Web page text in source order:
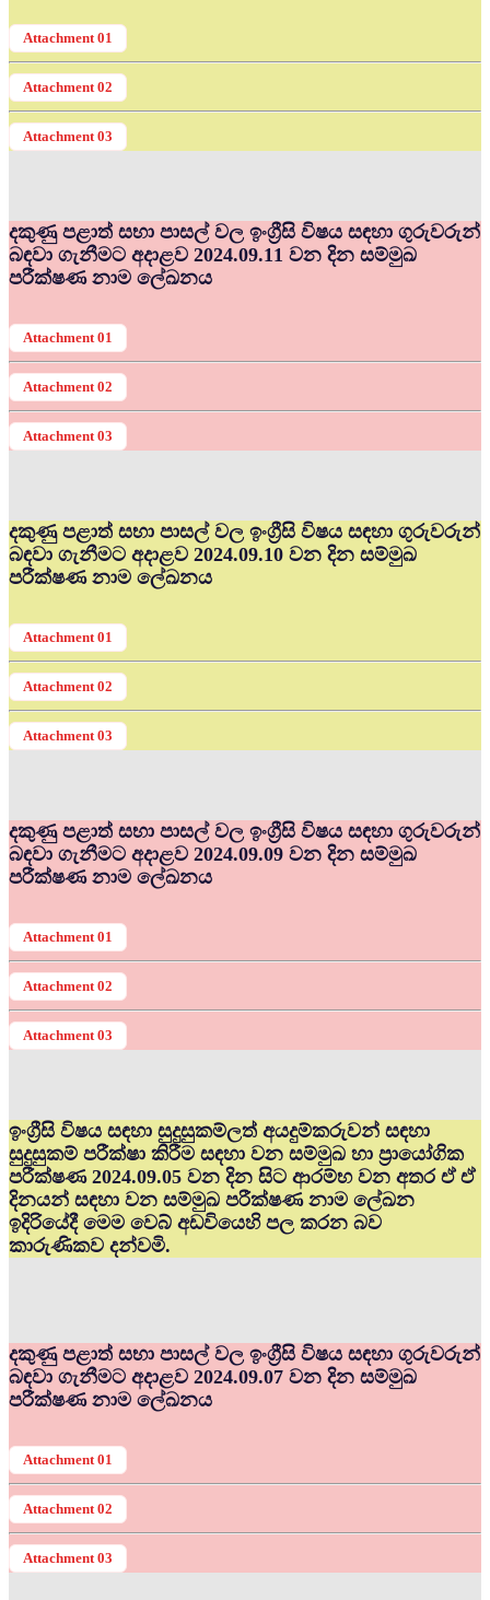
Attachment 01
Attachment 02
Attachment 03
දකුණු පළාත් සභා පාසල් වල ඉංග්‍රීසි විෂය සඳහා ගුරුවරුන්
බඳවා ගැනීමට අදාළව 2024.09.11 වන දින සම්මුඛ
පරීක්ෂණ නාම ලේඛනය
Attachment 01
Attachment 02
Attachment 03
දකුණු පළාත් සභා පාසල් වල ඉංග්‍රීසි විෂය සඳහා ගුරුවරුන්
බඳවා ගැනීමට අදාළව 2024.09.10 වන දින සම්මුඛ
පරීක්ෂණ නාම ලේඛනය
Attachment 01
Attachment 02
Attachment 03
දකුණු පළාත් සභා පාසල් වල ඉංග්‍රීසි විෂය සඳහා ගුරුවරුන්
බඳවා ගැනීමට අදාළව 2024.09.09 වන දින සම්මුඛ
පරීක්ෂණ නාම ලේඛනය
Attachment 01
Attachment 02
Attachment 03
ඉංග්‍රීසි විෂය සඳහා සුදුසුකම්ලත් අයදුම්කරුවන් සඳහා
සුදුසුකම් පරීක්ෂා කිරීම සඳහා වන සම්මුඛ හා ප්‍රායෝගික
පරීක්ෂණ 2024.09.05 වන දින සිට ආරම්භ වන අතර ඒ ඒ
දිනයන් සඳහා වන සම්මුඛ පරීක්ෂණ නාම ලේඛන
ඉදිරියේදී මෙම වෙබ් අඩවියෙහි පල කරන බව
කාරුණිකව දන්වමි.
දකුණු පළාත් සභා පාසල් වල ඉංග්‍රීසි විෂය සඳහා ගුරුවරුන්
බඳවා ගැනීමට අදාළව 2024.09.07 වන දින සම්මුඛ
පරීක්ෂණ නාම ලේඛනය
Attachment 01
Attachment 02
Attachment 03